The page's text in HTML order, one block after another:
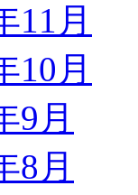
11月
10月
9月
8月